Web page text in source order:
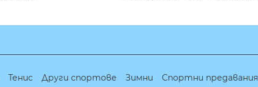
Тенис Други спортове Зимни Спортни предавания